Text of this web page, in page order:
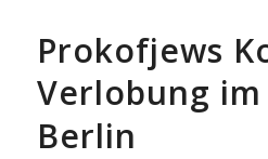
Prokofjews
Verlobung
Berlin